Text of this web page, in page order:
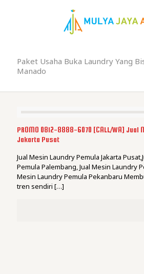
Paket Usaha Buka Laundry Yang
Manado
PROMO 0812-8888-6070 [CALL/WA] Jual
Jakarta Pusat
Jual Mesin Laundry Pemula Jakarta
Pemula Palembang, Jual Mesin Laundry
Mesin Laundry Pemula Pekanbaru
tren sendiri […]